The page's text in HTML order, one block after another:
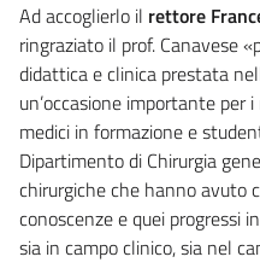
Ad accoglierlo il rettore
ringraziato il prof. Canavese
didattica e clinica prestata
un’occasione importante per
medici in formazione e
Dipartimento di Chirurgia
chirurgiche che hanno avuto
conoscenze e quei progressi
sia in campo clinico, sia nel